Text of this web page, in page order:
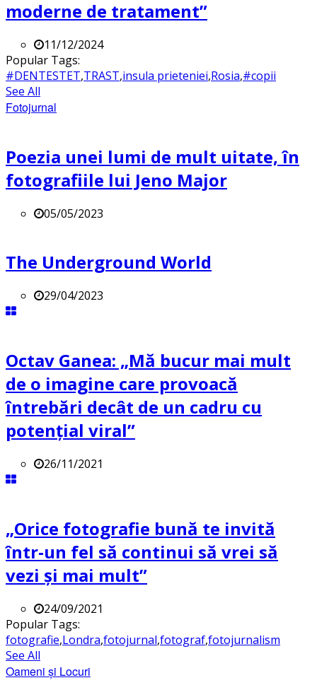
moderne de tratament”
11/12/2024
Popular Tags:
#DENTESTET,TRAST,insula prieteniei,Rosia,#copii
See All
Fotojurnal
Poezia unei lumi de mult uitate, în
fotografiile lui Jeno Major
05/05/2023
The Underground World
29/04/2023
Octav Ganea: „Mă bucur mai mult
de o imagine care provoacă
întrebări decât de un cadru cu
potenţial viral”
26/11/2021
„Orice fotografie bună te invită
într-un fel să continui să vrei să
vezi și mai mult”
24/09/2021
Popular Tags:
fotografie,Londra,fotojurnal,fotograf,fotojurnalism
See All
Oameni și Locuri